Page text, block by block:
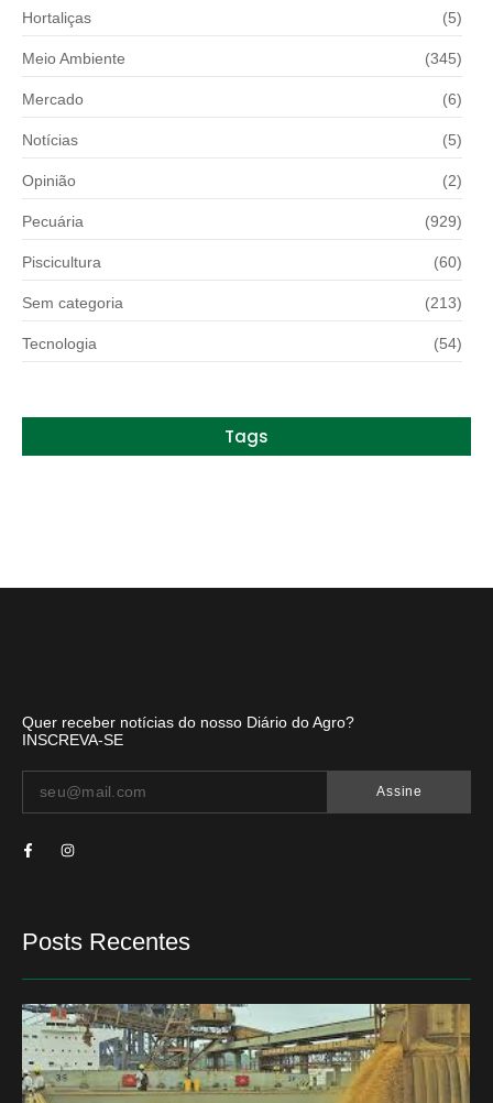
Hortaliças (5)
Meio Ambiente (345)
Mercado (6)
Notícias (5)
Opinião (2)
Pecuária (929)
Piscicultura (60)
Sem categoria (213)
Tecnologia (54)
Tags
Quer receber notícias do nosso Diário do Agro?
INSCREVA-SE
Assine
Posts Recentes